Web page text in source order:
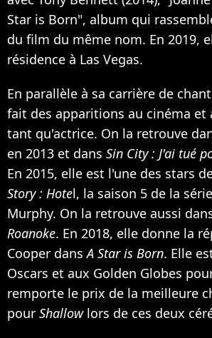
Star is Born", album qui
du film du même nom. En 2019,
résidence à Las Vegas.
En parallèle à sa carrière de
fait des apparitions au cinéma et
tant qu'actrice. On la retrouve
en 2013 et dans Sin City : J'ai tué
En 2015, elle est l'une des stars
Story : Hotel, la saison 5 de la
Murphy. On la retrouve aussi
Roanoke. En 2018, elle donne la
Cooper dansA Star is Born. Elle
Oscars et aux Golden Globes
remporte le prix de la meilleure
pour Shallowlors de ces deux